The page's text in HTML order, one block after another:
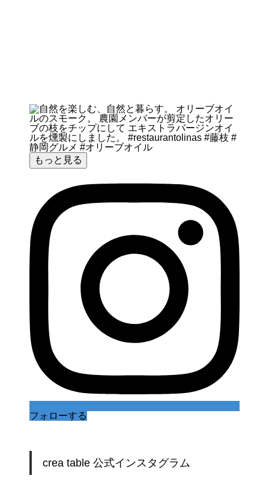
もっと見る
フォローする
crea table 公式インスタグラム